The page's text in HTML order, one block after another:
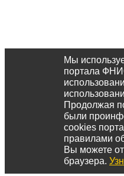
Мы
портала
Продолжая
были
cookies
правилами
Вы можете
браузера.